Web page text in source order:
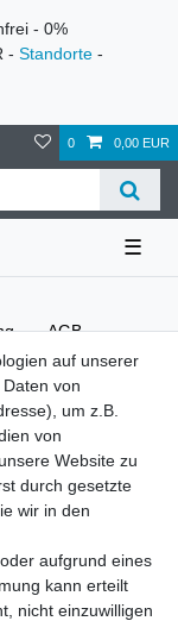
- 0%
- Standorte -
0 0,00 EUR
☰
AGB
Kontakt
auf unserer
von
um z.B.
von
Website zu
durch gesetzte
wir in den
aufgrund eines
kann erteilt
nicht einzuwilligen